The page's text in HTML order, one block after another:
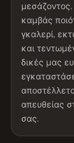
Τυπωμένο με
χέρι στη
σε κλίβανο
από 12
Επιλέξτε
Τελάρο
Τεχνολογία
εκτύπωσης
Υλικό
Αποδόσεις
Δεν είναι
για
χωρίς έξοδα
καλύψουμε
εντός της ΕΕ.
επιστρέφονται
Φτάνει
μεσάζοντος.
καμβάς
γκαλερί,
και
δικές μας
απευθείας
σας.